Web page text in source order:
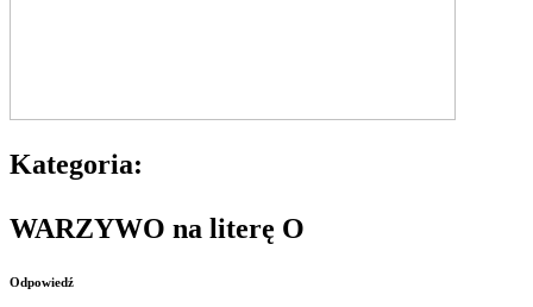
Kategoria:
WARZYWO na literę O
Odpowiedź